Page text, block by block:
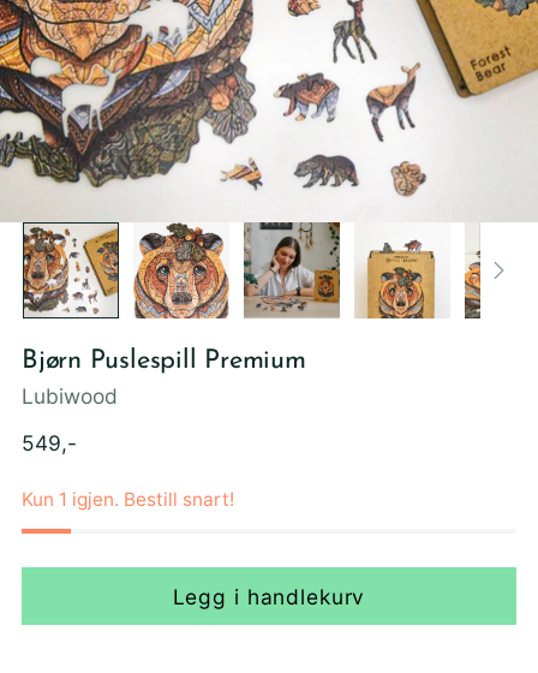
Bjørn Puslespill Premium
Lubiwood
Ordinær
549,-
Kun 1 igjen. Bestill snart!
Legg i handlekurv